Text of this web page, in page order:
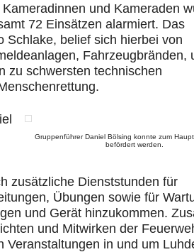
und Kameraden
72 Einsätzen alarmiert. Das
Schlake, belief sich hierbei von
Fahrzeugbränden,
zu schwersten technischen
Gruppenführer Daniel Bölsing konnte zum
befördert werden.
zusätzliche Dienststunden für
Übungen sowie für
und Gerät hinzukommen.
und Mitwirken der
Veranstaltungen in und um